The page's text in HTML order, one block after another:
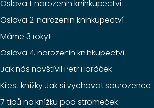
Oslava 1. narozenin knihkupectví
Oslava 2. narozenin knihkupectví
Máme 3 roky!
Oslava 4. narozenin knihkupectví
Jak nás navštívil Petr Horáček
Křest knížky Jak si vychovat sourozence
7 tipů na knížku pod stromeček